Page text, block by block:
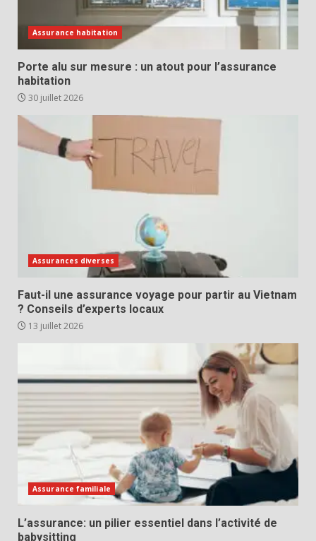
Assurance habitation
Porte alu sur mesure : un atout pour l’assurance
habitation
30 juillet 2026
Assurances diverses
Faut-il une assurance voyage pour partir au Vietnam
? Conseils d’experts locaux
13 juillet 2026
Assurance familiale
L’assurance: un pilier essentiel dans l’activité de
babysitting